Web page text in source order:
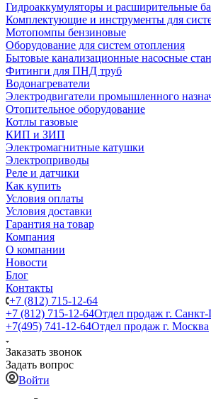
Гидроаккумуляторы и расширительные
Комплектующие и инструменты для
Мотопомпы бензиновые
Оборудование для систем отопления
Бытовые канализационные насосные
Фитинги для ПНД труб
Водонагреватели
Электродвигатели промышленного
Отопительное оборудование
Котлы газовые
КИП и ЗИП
Электромагнитные катушки
Электроприводы
Реле и датчики
Как купить
Условия оплаты
Условия доставки
Гарантия на товар
Компания
О компании
Новости
Блог
Контакты
+7 (812) 715-12-64
+7 (812) 715-12-64Отдел продаж г. Санкт-
+7(495) 741-12-64Отдел продаж г. Москва
Заказать звонок
Задать вопрос
Войти